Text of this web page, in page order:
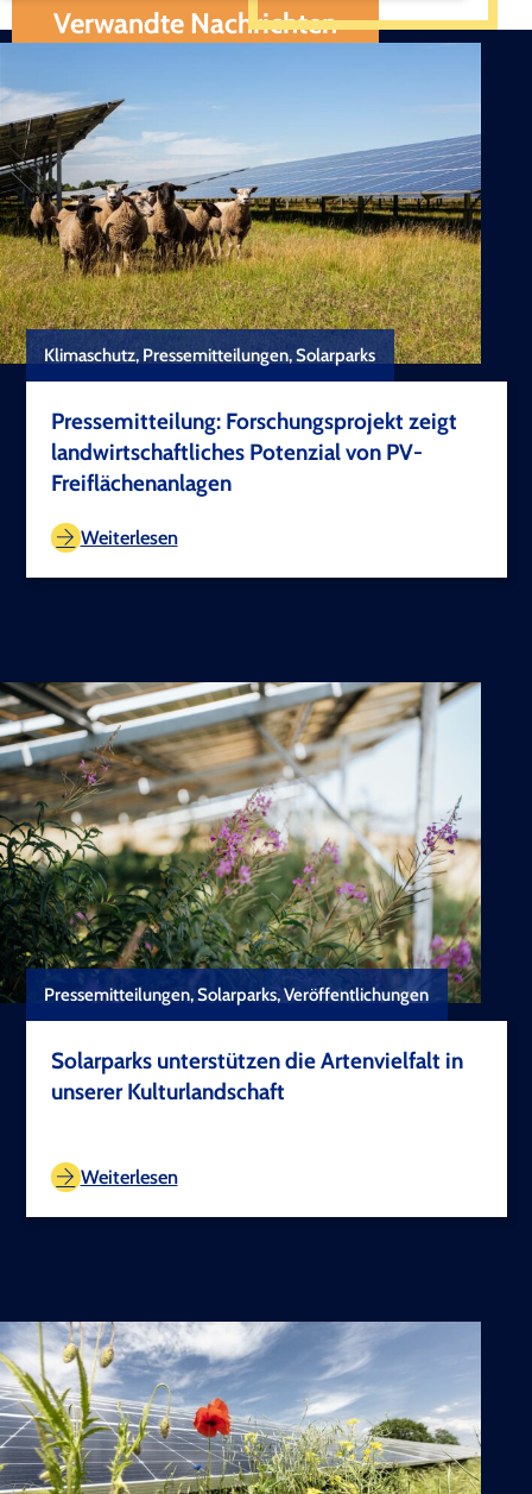
Verwandte Nachrichten
Klimaschutz, Pressemitteilungen, Solarparks
Pressemitteilung: Forschungsprojekt zeigt
landwirtschaftliches Potenzial von PV-
Freiflächenanlagen
Weiterlesen
Pressemitteilungen, Solarparks, Veröffentlichungen
Solarparks unterstützen die Artenvielfalt in
unserer Kulturlandschaft
Weiterlesen